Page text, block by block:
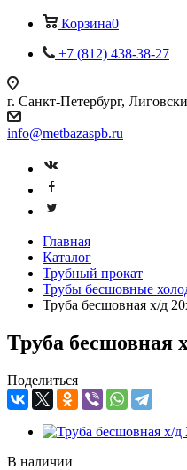
Корзина0
+7 (812) 438-38-27
г. Санкт-Петербург,
info@metbazaspb.ru
Главная
Каталог
Трубный прокат
Трубы бесшовные
Труба бесшовная х/д
Труба бесшовная
Поделиться
В наличии